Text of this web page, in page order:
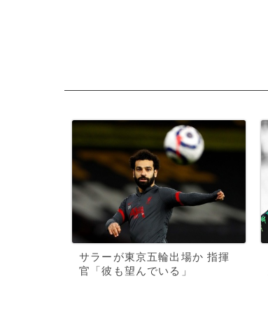
サラーが東京五輪出場か 指揮
官「彼も望んでいる」